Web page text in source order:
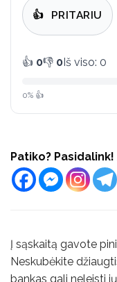
👍 PRITARIU
👍 0👎 0Iš viso: 0
0% 👍
Patiko? Pasidalink!
Į sąskaitą gavote
Neskubėkite
bankas gali neleisti jų